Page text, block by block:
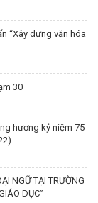
“Xây dựng văn hóa
30
hương kỷ niệm 75
NGỮ TẠI TRƯỜNG
DỤC”